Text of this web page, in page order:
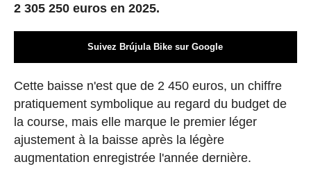
2 305 250 euros en 2025.
Suivez Brújula Bike sur Google
Cette baisse n'est que de 2 450 euros, un chiffre
pratiquement symbolique au regard du budget de
la course, mais elle marque le premier léger
ajustement à la baisse après la légère
augmentation enregistrée l'année dernière.